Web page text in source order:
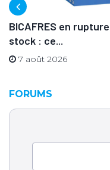
BICAFRES en
stock : ce...
7 août 2026
FORUMS